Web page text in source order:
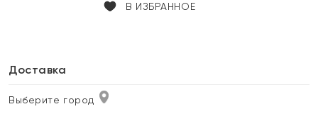
В ИЗБРАННОЕ
Доставка
Выберите город